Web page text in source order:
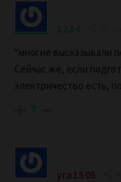
1234
“многие высказывали
Сейчас же, если
электричество есть,
7
yra1505